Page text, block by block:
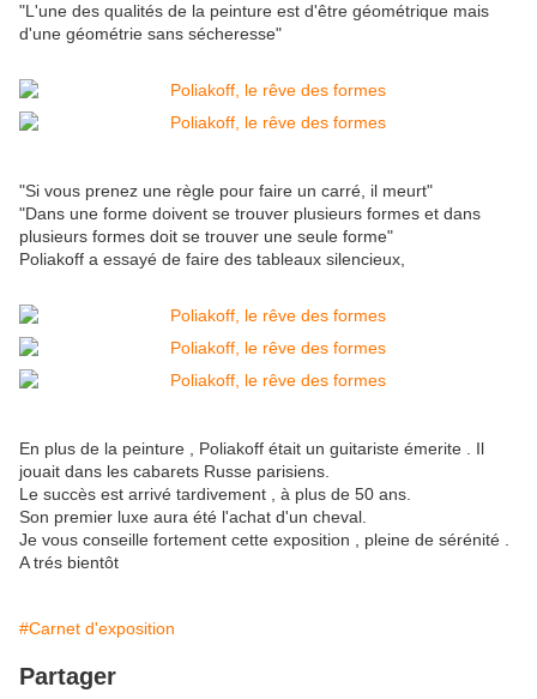
"L'une des qualités de la peinture est d'être géométrique mais
d'une géométrie sans sécheresse"
"Si vous prenez une règle pour faire un carré, il meurt"
"Dans une forme doivent se trouver plusieurs formes et dans
plusieurs formes doit se trouver une seule forme"
Poliakoff a essayé de faire des tableaux silencieux,
En plus de la peinture , Poliakoff était un guitariste émerite . Il
jouait dans les cabarets Russe parisiens.
Le succès est arrivé tardivement , à plus de 50 ans.
Son premier luxe aura été l'achat d'un cheval.
Je vous conseille fortement cette exposition , pleine de sérénité .
A trés bientôt
#Carnet d'exposition
Partager